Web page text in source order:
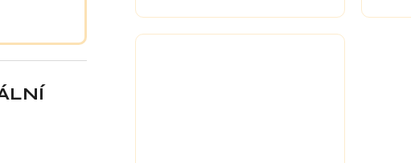
maximálně zefektivní zvuk
reproduktorů.
zvuk